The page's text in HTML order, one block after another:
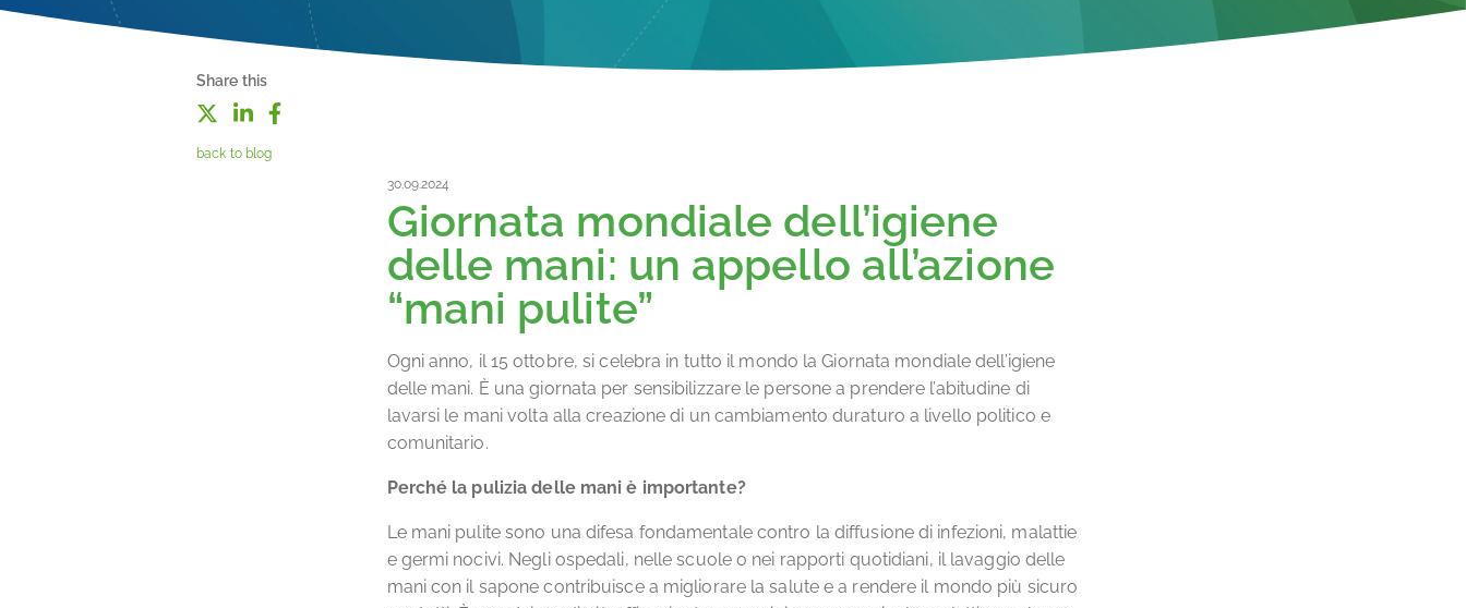
Share this
back to blog
30.09.2024
Giornata mondiale dell’igiene
delle mani: un appello all’azione
“mani pulite”
Ogni anno, il 15 ottobre, si celebra in tutto il mondo la Giornata mondiale dell’igiene
delle mani. È una giornata per sensibilizzare le persone a prendere l’abitudine di
lavarsi le mani volta alla creazione di un cambiamento duraturo a livello politico e
comunitario.
Perché la pulizia delle mani è importante?
Le mani pulite sono una difesa fondamentale contro la diffusione di infezioni, malattie
e germi nocivi. Negli ospedali, nelle scuole o nei rapporti quotidiani, il lavaggio delle
mani con il sapone contribuisce a migliorare la salute e a rendere il mondo più sicuro